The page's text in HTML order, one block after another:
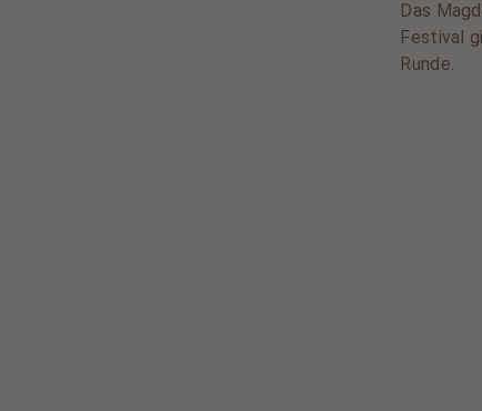
Das
Festival
Runde.